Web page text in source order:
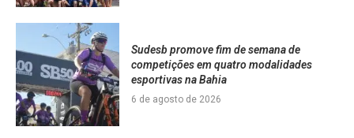
Sudesb promove fim de semana de
competições em quatro modalidades
esportivas na Bahia
6 de agosto de 2026